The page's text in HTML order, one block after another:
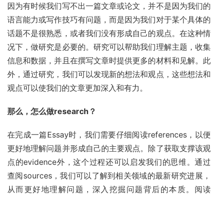
因为有时候我们写不出一篇文章或论文，并不是因为我们的
语言能力或写作技巧有问题，而是因为我们对于某个具体的
话题不是很熟悉，或者我们没有形成自己的观点。在这种情
况下，做研究是必要的。研究可以帮助我们理解主题，收集
信息和数据，并且在撰写文章时提供更多的材料和见解。此
外，通过研究，我们可以发现新的想法和观点，这些想法和
观点可以使我们的文章更加深入和有力。
那么，怎么做research？
在完成一篇Essay时，我们需要仔细阅读references，以便
更好地理解问题并形成自己的主要观点。除了获取支撑该观
点的evidence外，这个过程还可以启发我们的思维。通过
查阅sources，我们可以了解到相关领域的最新研究进展，
从而更好地理解问题，深入挖掘问题背后的本质。阅读